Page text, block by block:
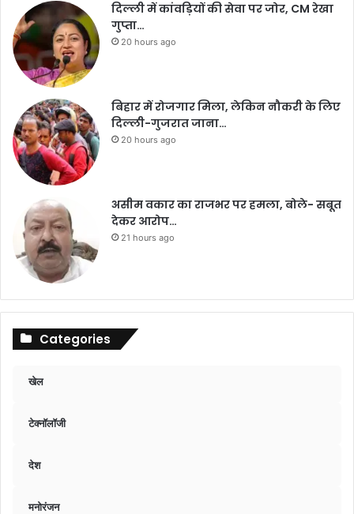
दिल्ली में कांवड़ियों की सेवा पर जोर, CM रेखा
गुप्ता…
20 hours ago
बिहार में रोजगार मिला, लेकिन नौकरी के लिए
दिल्ली-गुजरात जाना…
20 hours ago
असीम वकार का राजभर पर हमला, बोले- सबूत
देकर आरोप…
21 hours ago
Categories
खेल
टेक्नॉलॉजी
देश
मनोरंजन